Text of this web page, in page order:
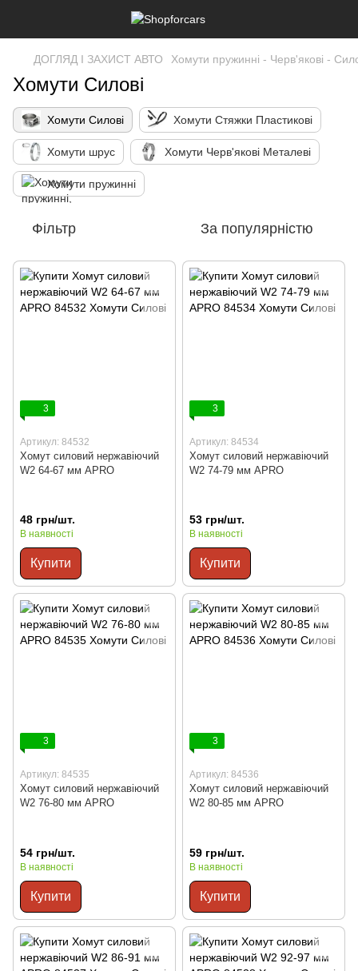
ДОГЛЯД І ЗАХИСТ АВТО Хомути пружинні - Черв'якові -
Хомути Силові
Хомути Силові Хомути Стяжки Пластикові
Хомути шрус Хомути Черв'якові Металеві
Хомути пружинні
Фільтр За популярністю
3
Артикул: 84532
Хомут силовий нержавіючий
W2 64-67 мм APRO
48 грн/шт.
В наявності
Купити
3
Артикул: 84534
Хомут силовий нержавіючий
W2 74-79 мм APRO
53 грн/шт.
В наявності
Купити
3
Артикул: 84535
Хомут силовий нержавіючий
W2 76-80 мм APRO
54 грн/шт.
В наявності
Купити
3
Артикул: 84536
Хомут силовий нержавіючий
W2 80-85 мм APRO
59 грн/шт.
В наявності
Купити